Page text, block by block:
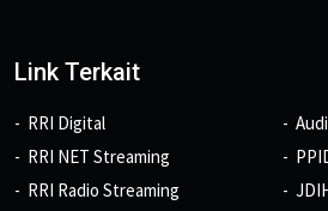
Link Terkait
RRI Digital
RRI NET Streaming
RRI Radio Streaming